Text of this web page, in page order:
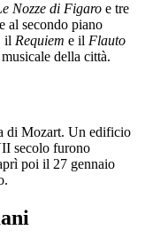
Nozze di Figaro e tre
al secondo piano
il Requiem e il Flauto
della città.
di Mozart. Un edificio
secolo furono
poi il 27 gennaio